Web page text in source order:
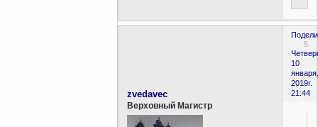
5
10
января,
2019г.
21:44
zvedavec
Верховный Магистр